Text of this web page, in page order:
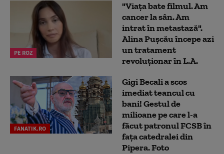
PE ROZ
"Viața bate filmul. Am
cancer la sân. Am
intrat în metastază".
Alina Pușcău începe azi
un tratament
revoluționar în L.A.
FANATIK.RO
Gigi Becali a scos
imediat teancul cu
bani! Gestul de
milioane pe care l-a
făcut patronul FCSB în
fața catedralei din
Pipera. Foto